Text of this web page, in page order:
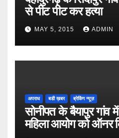
से पीट पीट कर हत्या
MAY 5, 2015 ADMIN
अपराध बडी ख़बर ब्रेकिंग न्यूज़
सोनीपत के बैयापुर गांव
महिला आयोग को ऑनर